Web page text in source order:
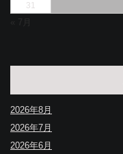
31
« 7月
2026年8月
2026年7月
2026年6月